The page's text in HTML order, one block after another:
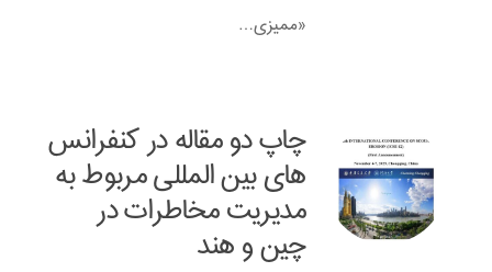
«ممیزی…
چاپ دو مقاله در کنفرانس
های بین المللی مربوط به
مدیریت مخاطرات در
چین و هند